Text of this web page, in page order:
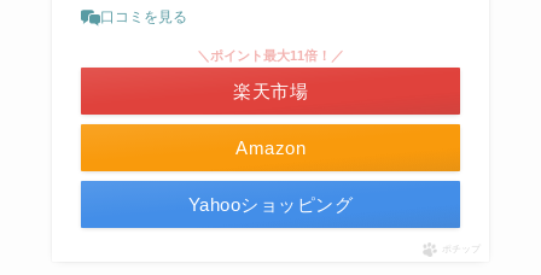
口コミを見る
Amazon
＼ポイント最大11倍！／
楽天市場
Yahooショッピング
ポチップ